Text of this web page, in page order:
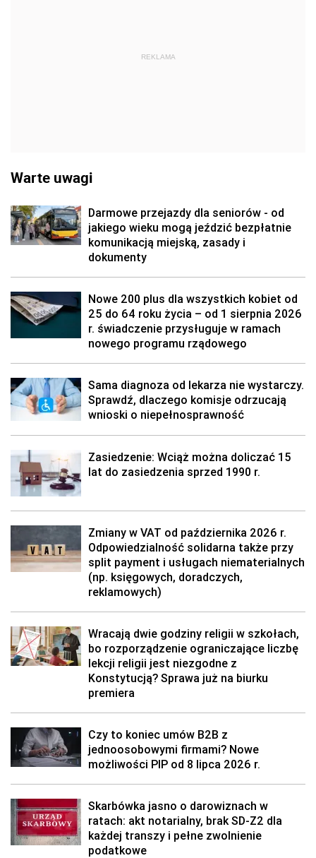
REKLAMA
Warte uwagi
Darmowe przejazdy dla seniorów - od
jakiego wieku mogą jeździć bezpłatnie
komunikacją miejską, zasady i
dokumenty
Nowe 200 plus dla wszystkich kobiet od
25 do 64 roku życia – od 1 sierpnia 2026
r. świadczenie przysługuje w ramach
nowego programu rządowego
Sama diagnoza od lekarza nie wystarczy.
Sprawdź, dlaczego komisje odrzucają
wnioski o niepełnosprawność
Zasiedzenie: Wciąż można doliczać 15
lat do zasiedzenia sprzed 1990 r.
Zmiany w VAT od października 2026 r.
Odpowiedzialność solidarna także przy
split payment i usługach niematerialnych
(np. księgowych, doradczych,
reklamowych)
Wracają dwie godziny religii w szkołach,
bo rozporządzenie ograniczające liczbę
lekcji religii jest niezgodne z
Konstytucją? Sprawa już na biurku
premiera
Czy to koniec umów B2B z
jednoosobowymi firmami? Nowe
możliwości PIP od 8 lipca 2026 r.
Skarbówka jasno o darowiznach w
ratach: akt notarialny, brak SD-Z2 dla
każdej transzy i pełne zwolnienie
podatkowe